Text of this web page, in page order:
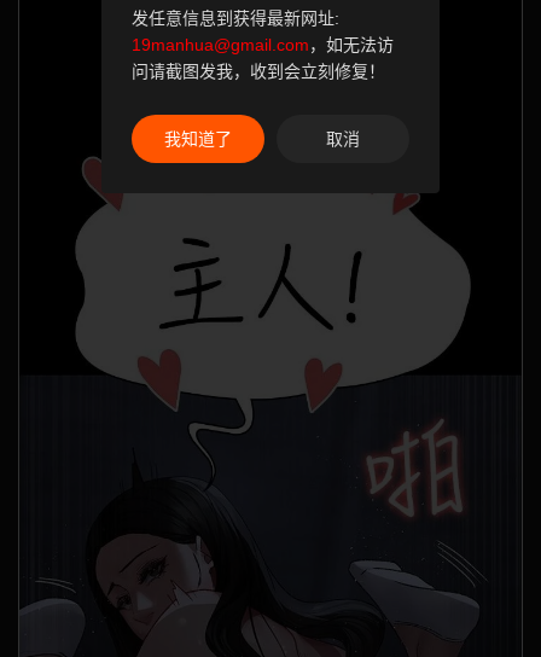
发任意信息到获得最新网址:
19manhua@gmail.com，如无法访
问请截图发我，收到会立刻修复！
我知道了 取消